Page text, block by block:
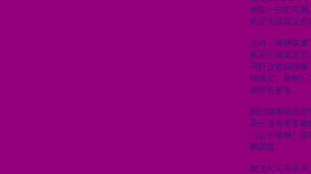
傳媒一些前高
原訟法庭裁定
此外，壹傳媒
原訟法庭裁定
同行政會議根
項條文）條例
後即告解散。
經詳細審視這些
為已沒有需要繼
《公司條例》
關調查。
財政司司長表